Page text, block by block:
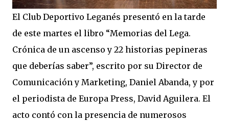
El Club Deportivo Leganés presentó en la tarde
de este martes el libro “Memorias del Lega.
Crónica de un ascenso y 22 historias pepineras
que deberías saber”, escrito por su Director de
Comunicación y Marketing, Daniel Abanda, y por
el periodista de Europa Press, David Aguilera. El
acto contó con la presencia de numerosos